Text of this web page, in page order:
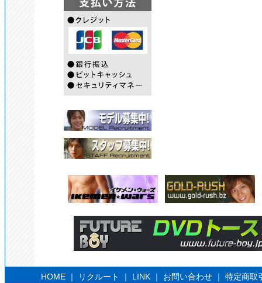
HOME ｜ リクルート ｜ LINK ｜ お問い合わせ ｜ 特定商取